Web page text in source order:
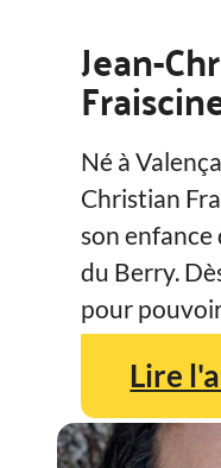
Jean-
Né à
Christian
son
du Berry.
pour
Lire